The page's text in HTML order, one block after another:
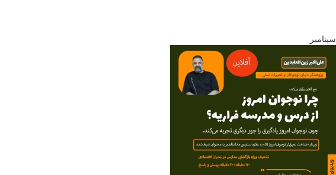
سپتامبر